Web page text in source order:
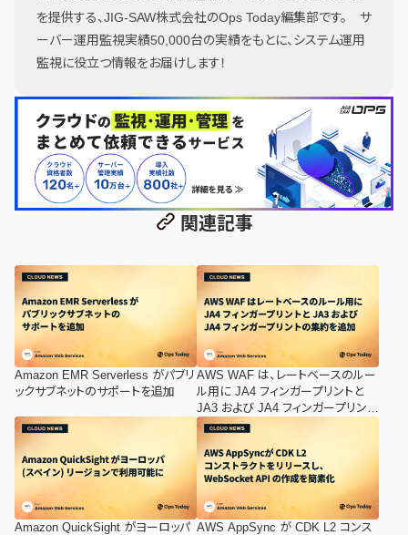
を提供する、JIG-SAW株式会社のOps Today編集部です。 サ
ーバー運用監視実績50,000台の実績をもとに、システム運用
監視に役立つ情報をお届けします！
関連記事
Amazon EMR Serverless がパブリ
ックサブネットのサポートを追加
AWS WAF は、レートベースのルー
ル用に JA4 フィンガープリントと
JA3 および JA4 フィンガープリント
の集約を追加します
Amazon QuickSight がヨーロッパ AWS AppSync が CDK L2 コンス